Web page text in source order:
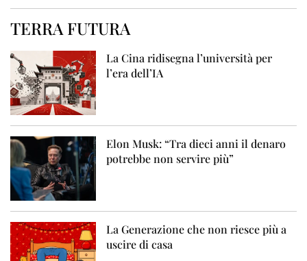
TERRA FUTURA
La Cina ridisegna l’università per
l’era dell’IA
Elon Musk: “Tra dieci anni il denaro
potrebbe non servire più”
La Generazione che non riesce più a
uscire di casa